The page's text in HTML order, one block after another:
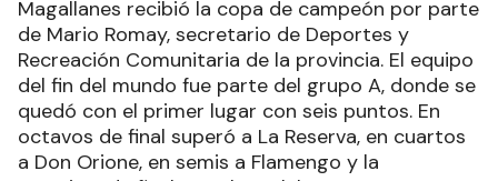
Magallanes recibió la copa de campeón por parte
de Mario Romay, secretario de Deportes y
Recreación Comunitaria de la provincia. El equipo
del fin del mundo fue parte del grupo A, donde se
quedó con el primer lugar con seis puntos. En
octavos de final superó a La Reserva, en cuartos
a Don Orione, en semis a Flamengo y la